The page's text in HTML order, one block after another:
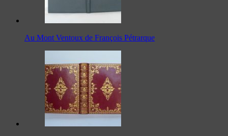
Au Mont Ventoux de François Pétrarque